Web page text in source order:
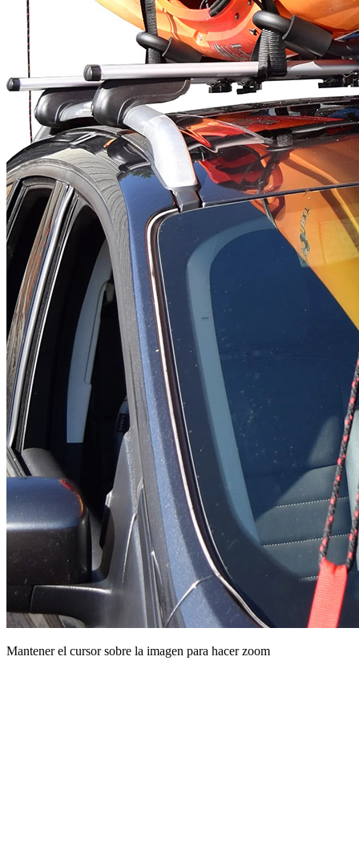
Mantener el cursor sobre la imagen para hacer zoom